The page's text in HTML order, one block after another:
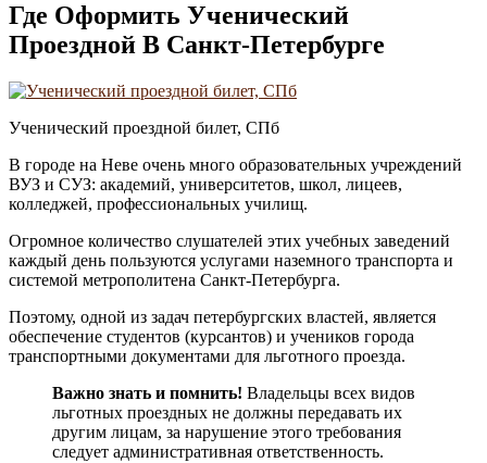
Где Оформить Ученический
Проездной В Санкт-Петербурге
Ученический проездной билет, СПб
В городе на Неве очень много образовательных учреждений
ВУЗ и СУЗ: академий, университетов, школ, лицеев,
колледжей, профессиональных училищ.
Огромное количество слушателей этих учебных заведений
каждый день пользуются услугами наземного транспорта и
системой метрополитена Санкт-Петербурга.
Поэтому, одной из задач петербургских властей, является
обеспечение студентов (курсантов) и учеников города
транспортными документами для льготного проезда.
Важно знать и помнить! Владельцы всех видов
льготных проездных не должны передавать их
другим лицам, за нарушение этого требования
следует административная ответственность.